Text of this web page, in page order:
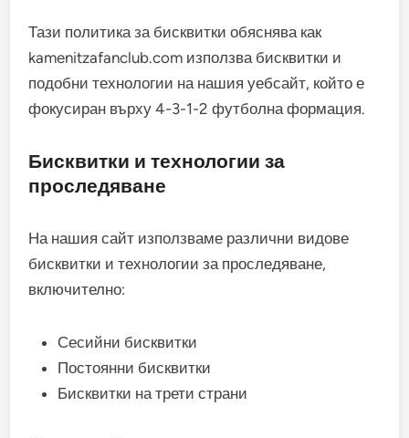
Тази политика за бисквитки обяснява как
kamenitzafanclub.com използва бисквитки и
подобни технологии на нашия уебсайт, който е
фокусиран върху 4-3-1-2 футболна формация.
Бисквитки и технологии за
проследяване
На нашия сайт използваме различни видове
бисквитки и технологии за проследяване,
включително:
Сесийни бисквитки
Постоянни бисквитки
Бисквитки на трети страни